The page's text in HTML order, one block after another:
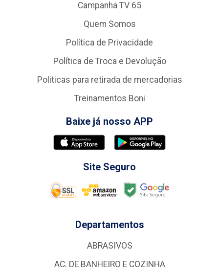
Campanha TV 65
Quem Somos
Política de Privacidade
Política de Troca e Devolução
Politicas para retirada de mercadorias
Treinamentos Boni
Baixe já nosso APP
Site Seguro
Departamentos
ABRASIVOS
AC. DE BANHEIRO E COZINHA